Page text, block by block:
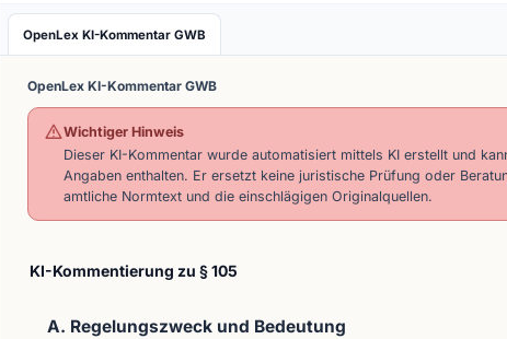
OpenLex KI-Kommentar GWB
OpenLex KI-Kommentar GWB
Wichtiger Hinweis
Dieser KI-Kommentar wurde automatisiert mittels KI erstellt und
Angaben enthalten. Er ersetzt keine juristische Prüfung oder
amtliche Normtext und die einschlägigen Originalquellen.
KI-Kommentierung zu § 105
A. Regelungszweck und Bedeutung